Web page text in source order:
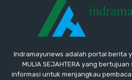
Indramayunews adalah portal berita
MULIA SEJAHTERA yang
informasi untuk menjangkau